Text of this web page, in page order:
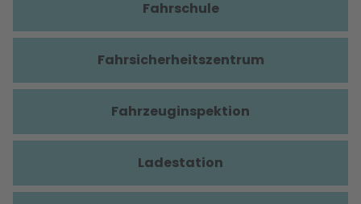
Fahrschule
Fahrsicherheitszentrum
Fahrzeuginspektion
Ladestation